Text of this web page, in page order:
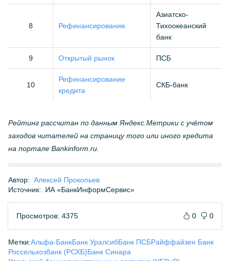
8 Рефинансирование
Азиатско-
Тихоокеанский
банк
9 Открытый рынок ПСБ
10
Рефинансирование
кредита
СКБ-банк
Рейтинг рассчитан по данным Яндекс.Метрики с учётом
заходов читателей на страницу того или иного кредита
на портале Bankinform.ru.
Автор: Алексей Прокопьев
Источник:
ИА «БанкИнформСервис»
Просмотров: 4375 0 0
Метки:Альфа-БанкБанк УралсибБанк ПСБРайффайзен Банк
Россельхозбанк (РСХБ)Банк Синара